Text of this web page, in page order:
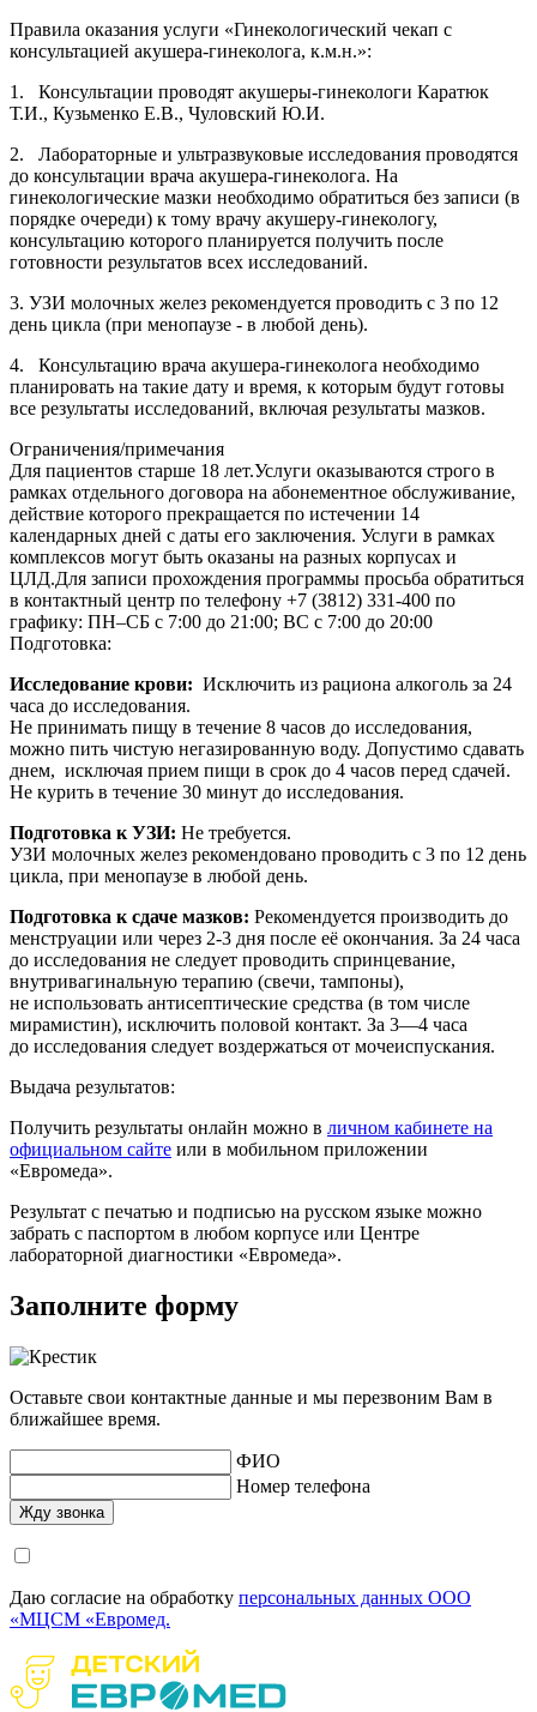
Правила оказания услуги «Гинекологический чекап с
консультацией акушера-гинеколога, к.м.н.»:
1. Консультации проводят акушеры-гинекологи Каратюк
Т.И., Кузьменко Е.В., Чуловский Ю.И.
2. Лабораторные и ультразвуковые исследования проводятся
до консультации врача акушера-гинеколога. На
гинекологические мазки необходимо обратиться без записи (в
порядке очереди) к тому врачу акушеру-гинекологу,
консультацию которого планируется получить после
готовности результатов всех исследований.
3. УЗИ молочных желез рекомендуется проводить с 3 по 12
день цикла (при менопаузе - в любой день).
4. Консультацию врача акушера-гинеколога необходимо
планировать на такие дату и время, к которым будут готовы
все результаты исследований, включая результаты мазков.
Ограничения/примечания
Для пациентов старше 18 лет.Услуги оказываются строго в
рамках отдельного договора на абонементное обслуживание,
действие которого прекращается по истечении 14
календарных дней с даты его заключения. Услуги в рамках
комплексов могут быть оказаны на разных корпусах и
ЦЛД.Для записи прохождения программы просьба обратиться
в контактный центр по телефону +7 (3812) 331-400 по
графику: ПН–СБ с 7:00 до 21:00; ВС с 7:00 до 20:00
Подготовка:
Исследование крови: Исключить из рациона алкоголь за 24
часа до исследования.
Не принимать пищу в течение 8 часов до исследования,
можно пить чистую негазированную воду. Допустимо сдавать
днем, исключая прием пищи в срок до 4 часов перед сдачей.
Не курить в течение 30 минут до исследования.
Подготовка к УЗИ: Не требуется.
УЗИ молочных желез рекомендовано проводить с 3 по 12 день
цикла, при менопаузе в любой день.
Подготовка к сдаче мазков: Рекомендуется производить до
менструации или через 2-3 дня после её окончания. За 24 часа
до исследования не следует проводить спринцевание,
внутривагинальную терапию (свечи, тампоны),
не использовать антисептические средства (в том числе
мирамистин), исключить половой контакт. За 3—4 часа
до исследования следует воздержаться от мочеиспускания.
Выдача результатов:
Получить результаты онлайн можно в личном кабинете на
официальном сайте или в мобильном приложении
«Евромеда».
Результат с печатью и подписью на русском языке можно
забрать с паспортом в любом корпусе или Центре
лабораторной диагностики «Евромеда».
Заполните форму
Оставьте свои контактные данные и мы перезвоним Вам в
ближайшее время.
ФИО
Номер телефона
Даю согласие на обработку персональных данных ООО
«МЦСМ «Евромед.